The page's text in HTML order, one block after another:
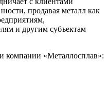
продавая металл как
и другим субъектам
компании «Металлосплав»: